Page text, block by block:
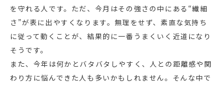
を守れる人です。ただ、今月はその強さの中にある“繊細
さ”が表に出やすくなります。無理をせず、素直な気持ち
に従って動くことが、結果的に一番うまくいく近道になり
そうです。
また、今年は何かとバタバタしやすく、人との距離感や関
わり方に悩んできた人も多いかもしれません。そんな中で